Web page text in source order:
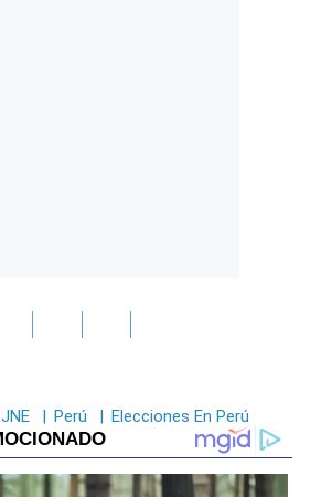
JNE | Perú | Elecciones En Perú